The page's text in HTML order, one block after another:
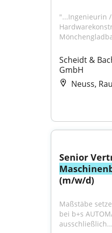
"...Ingenieurin
Scheidt &
GmbH
Neuss,
(m/w/d)
Maßstäbe
bei b+s
ausschließlich...